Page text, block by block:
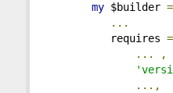
my $builder =
...
requires
...
,
...,